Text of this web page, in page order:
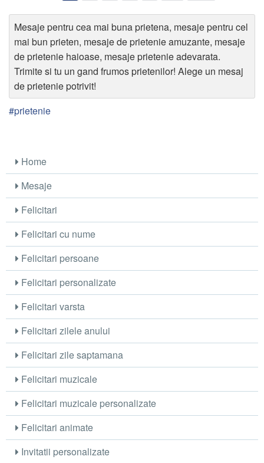
Mesaje pentru cea mai buna prietena, mesaje pentru cel
mai bun prieten, mesaje de prietenie amuzante, mesaje
de prietenie haioase, mesaje prietenie adevarata.
Trimite si tu un gand frumos prietenilor! Alege un mesaj
de prietenie potrivit!
#prietenie
Home
Mesaje
Felicitari
Felicitari cu nume
Felicitari persoane
Felicitari personalizate
Felicitari varsta
Felicitari zilele anului
Felicitari zile saptamana
Felicitari muzicale
Felicitari muzicale personalizate
Felicitari animate
Invitatii personalizate